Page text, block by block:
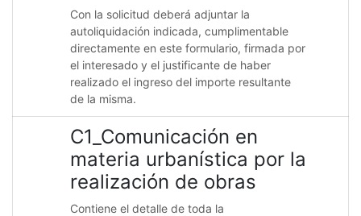
Con la solicitud deberá adjuntar la
autoliquidación indicada, cumplimentable
directamente en este formulario, firmada por
el interesado y el justificante de haber
realizado el ingreso del importe resultante
de la misma.
C1_Comunicación en
materia urbanística por la
realización de obras
Contiene el detalle de toda la